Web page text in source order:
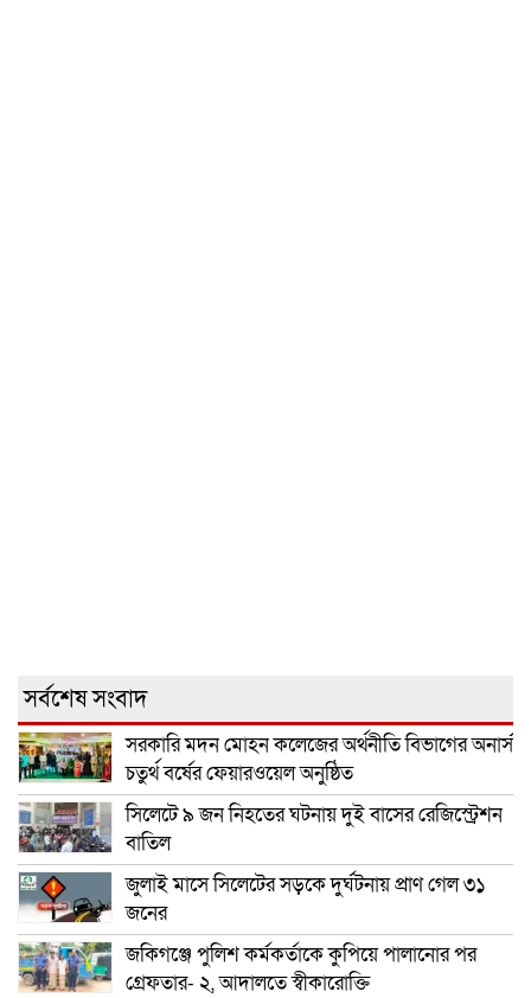
সর্বশেষ সংবাদ
সরকারি মদন মোহন কলেজের অর্থনীতি বিভাগের অনার্স
চতুর্থ বর্ষের ফেয়ারওয়েল অনুষ্ঠিত
সিলেটে ৯ জন নিহতের ঘটনায় দুই বাসের রেজিস্ট্রেশন
বাতিল
জুলাই মাসে সিলেটের সড়কে দুর্ঘটনায় প্রাণ গেল ৩১
জনের
জকিগঞ্জে পুলিশ কর্মকর্তাকে কুপিয়ে পালানোর পর
গ্রেফতার- ২, আদালতে স্বীকারোক্তি